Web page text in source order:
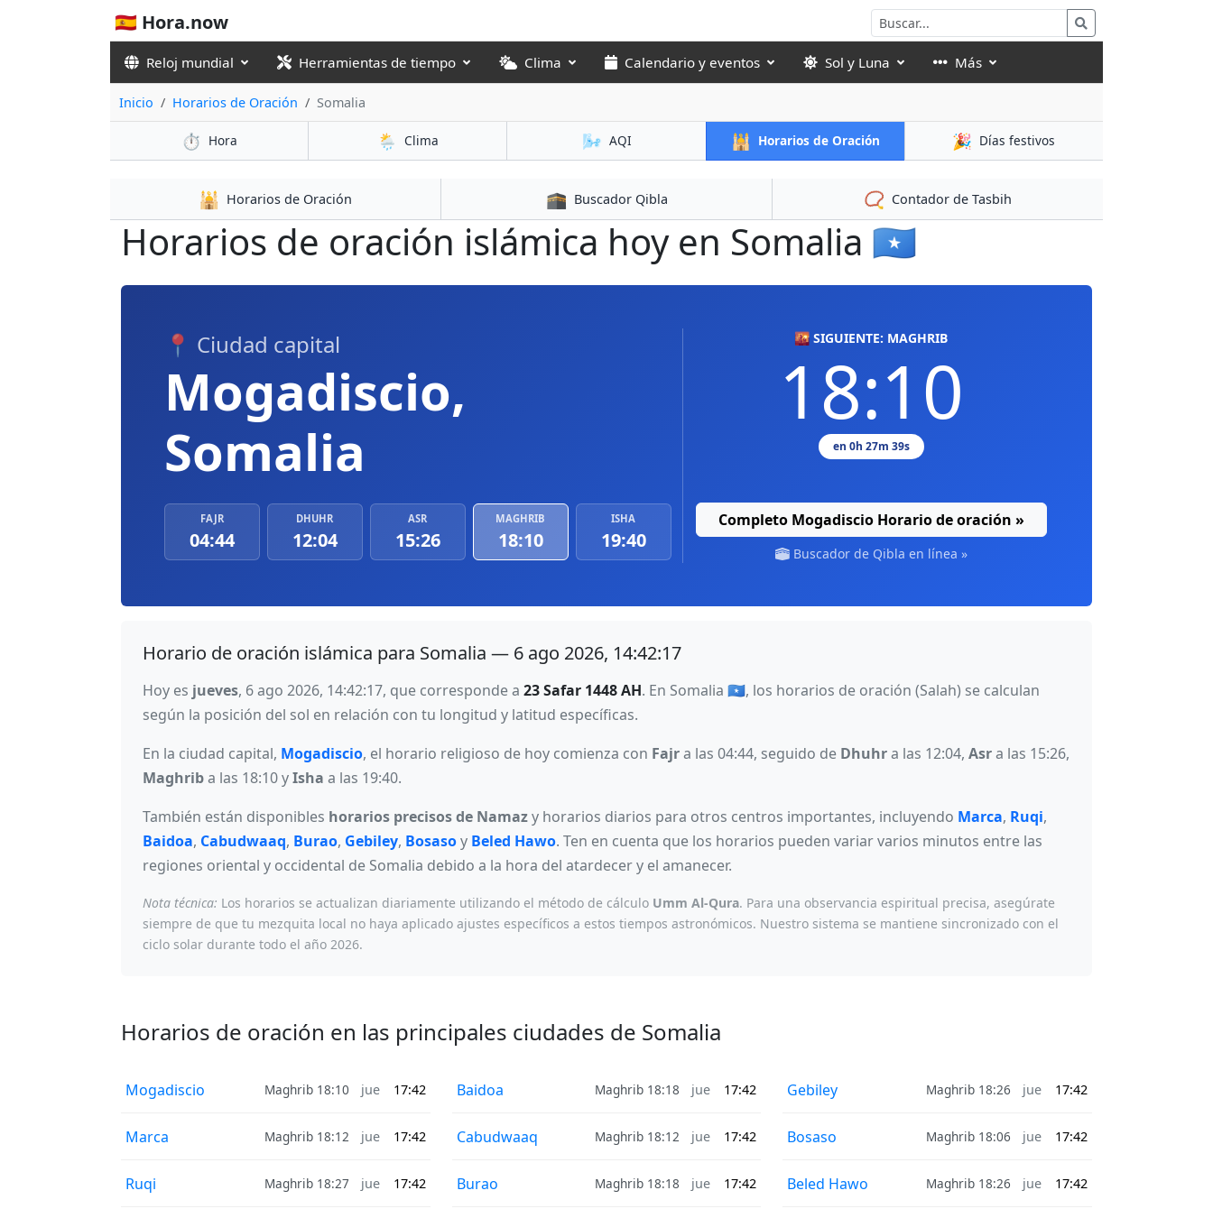
🇪🇸 Hora.now
Reloj mundial Herramientas de tiempo Clima Calendario y eventos Sol y Luna Más
Inicio Horarios de Oración Somalia
⏱️ Hora 🌦️ Clima 🌬️ AQI 🕌 Horarios de Oración 🎉 Días festivos
🕌 Horarios de Oración 🕋 Buscador Qibla 📿 Contador de Tasbih
Horarios de oración islámica hoy en Somalia 🇸🇴
📍 Ciudad capital
Mogadiscio,
Somalia
FAJR
04:44
DHUHR
12:04
ASR
15:26
MAGHRIB
18:10
ISHA
19:40
🌇 SIGUIENTE: MAGHRIB
18:10
en 0h 27m 39s
Completo Mogadiscio Horario de oración »
Buscador de Qibla en línea »
Horario de oración islámica para Somalia — 6 ago 2026, 14:42:17
Hoy es jueves, 6 ago 2026, 14:42:17, que corresponde a 23 Safar 1448 AH. En Somalia 🇸🇴, los horarios de oración (Salah) se calculan
según la posición del sol en relación con tu longitud y latitud específicas.
En la ciudad capital, Mogadiscio, el horario religioso de hoy comienza con Fajra las 04:44, seguido de Dhuhra las 12:04, Asra las 15:26,
Maghriba las 18:10 yIsha a las 19:40.
También están disponibles horarios precisos de Namazy horarios diarios para otros centros importantes, incluyendo Marca, Ruqi,
Baidoa, Cabudwaaq, Burao, Gebiley, Bosasoy Beled Hawo. Ten en cuenta que los horarios pueden variar varios minutos entre las
regiones oriental y occidental de Somalia debido a la hora del atardecer y el amanecer.
Nota técnica: Los horarios se actualizan diariamente utilizando el método de cálculo Umm Al-Qura. Para una observancia espiritual precisa, asegúrate
siempre de que tu mezquita local no haya aplicado ajustes específicos a estos tiempos astronómicos. Nuestro sistema se mantiene sincronizado con el
ciclo solar durante todo el año 2026.
Horarios de oración en las principales ciudades de Somalia
Mogadiscio Maghrib 18:10 jue 17:42
Marca Maghrib 18:12 jue 17:42
Ruqi Maghrib 18:27 jue 17:42
Baidoa Maghrib 18:18 jue 17:42
Cabudwaaq Maghrib 18:12 jue 17:42
Burao Maghrib 18:18 jue 17:42
Gebiley Maghrib 18:26 jue 17:42
Bosaso Maghrib 18:06 jue 17:42
Beled Hawo Maghrib 18:26 jue 17:42